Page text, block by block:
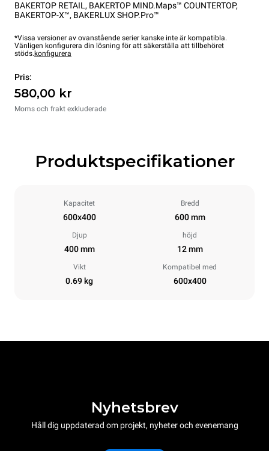
BAKERTOP RETAIL, BAKERTOP MIND.Maps™ COUNTERTOP,
BAKERTOP-X™, BAKERLUX SHOP.Pro™
*Vissa versioner av ovanstående serier kanske inte är kompatibla.
Vänligen konfigurera din lösning för att säkerställa att tillbehöret
stöds. konfigurera
Pris:
580,00 kr
Moms och frakt exkluderade
Produktspecifikationer
Kapacitet
600x400
Bredd
600 mm
Djup
400 mm
höjd
12 mm
Vikt
0.69 kg
Kompatibel med
600x400
Nyhetsbrev
Håll dig uppdaterad om projekt, nyheter och evenemang